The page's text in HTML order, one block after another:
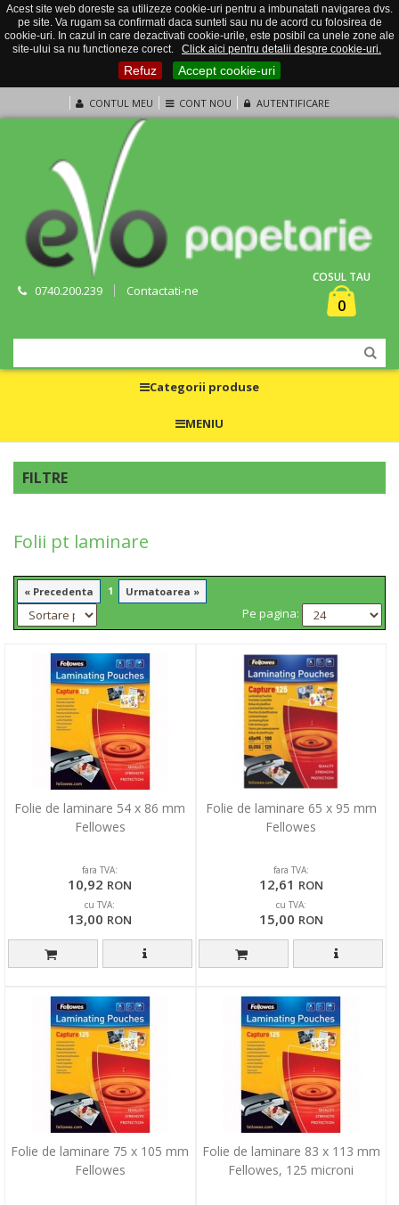
Acest site web doreste sa utilizeze cookie-uri pentru a imbunatati navigarea dvs.
pe site. Va rugam sa confirmati daca sunteti sau nu de acord cu folosirea de
cookie-uri. In cazul in care dezactivati cookie-urile, este posibil ca unele zone ale
site-ului sa nu functioneze corect.
Click aici pentru detalii despre cookie-uri.
Refuz Accept cookie-uri
CONTUL MEU CONT NOU AUTENTIFICARE
0740.200.239 Contactati-ne
COSUL TAU
0
Categorii produse
MENIU
FILTRE
Folii pt laminare
« Precedenta 1 Urmatoarea »
Pe pagina:
Folie de laminare 54 x 86 mm
Fellowes
fara TVA:
10,92 RON
cu TVA:
13,00 RON
Folie de laminare 65 x 95 mm
Fellowes
fara TVA:
12,61 RON
cu TVA:
15,00 RON
Folie de laminare 75 x 105 mm
Fellowes
Folie de laminare 83 x 113 mm
Fellowes, 125 microni